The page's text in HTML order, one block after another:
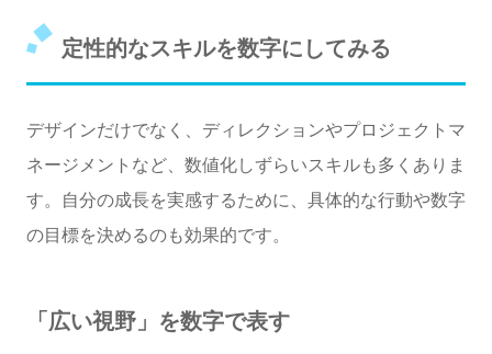
定性的なスキルを数字にしてみる
デザインだけでなく、ディレクションやプロジェクトマ
ネージメントなど、数値化しずらいスキルも多くありま
す。自分の成長を実感するために、具体的な行動や数字
の目標を決めるのも効果的です。
「広い視野」を数字で表す